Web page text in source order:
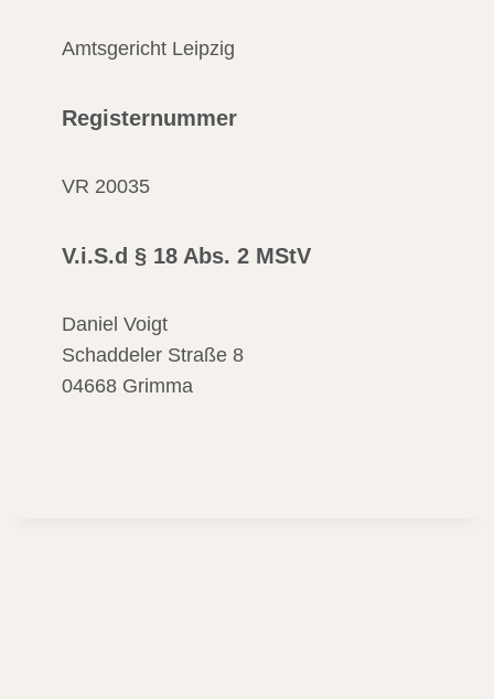
Amtsgericht Leipzig
Registernummer
VR 20035
V.i.S.d § 18 Abs. 2 MStV
Daniel Voigt
Schaddeler Straße 8
04668 Grimma